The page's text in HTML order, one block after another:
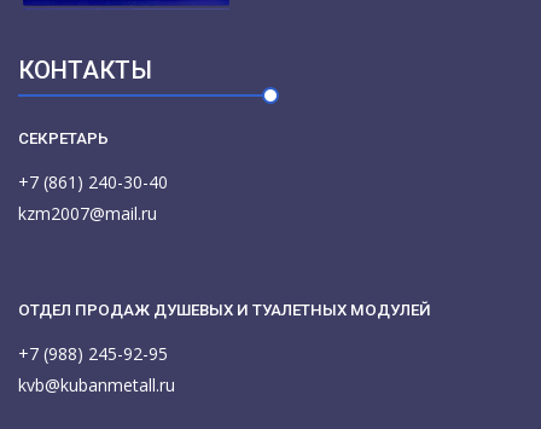
КОНТАКТЫ
СЕКРЕТАРЬ
+7 (861) 240-30-40
kzm2007@mail.ru
ОТДЕЛ ПРОДАЖ ДУШЕВЫХ И ТУАЛЕТНЫХ МОДУЛЕЙ
+7 (988) 245-92-95
kvb@kubanmetall.ru